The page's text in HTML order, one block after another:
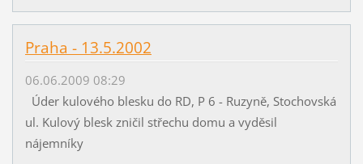
Praha - 13.5.2002
06.06.2009 08:29
Úder kulového blesku do RD, P 6 - Ruzyně, Stochovská
ul. Kulový blesk zničil střechu domu a vyděsil
nájemníky